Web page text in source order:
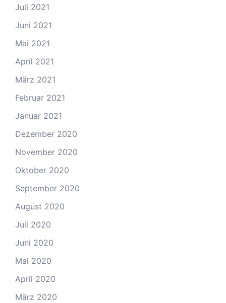
Juli 2021
Juni 2021
Mai 2021
April 2021
März 2021
Februar 2021
Januar 2021
Dezember 2020
November 2020
Oktober 2020
September 2020
August 2020
Juli 2020
Juni 2020
Mai 2020
April 2020
März 2020